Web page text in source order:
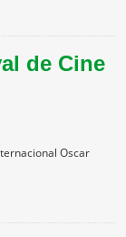
de Cine
Oscar